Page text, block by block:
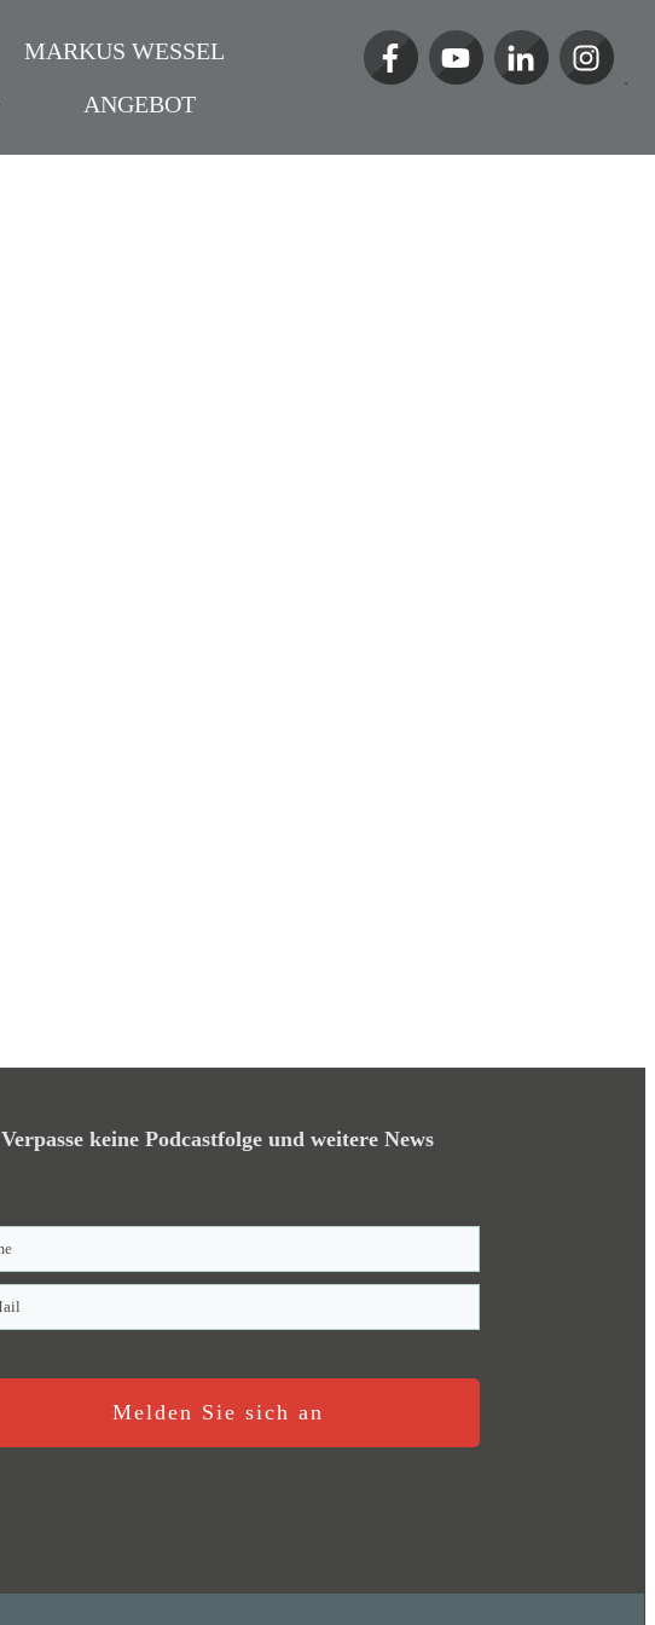
MARKUS WESSEL
ANGEBOT
Verpasse keine Podcastfolge und weitere News
Melden Sie sich an